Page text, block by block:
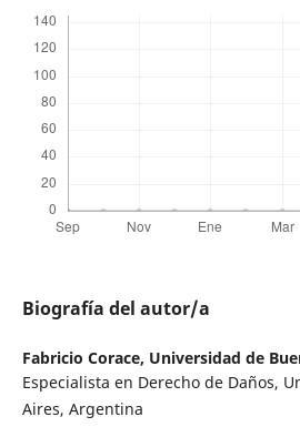
Biografía del autor/a
Fabricio Corace, Universidad de
Especialista en Derecho de Daños,
Aires, Argentina